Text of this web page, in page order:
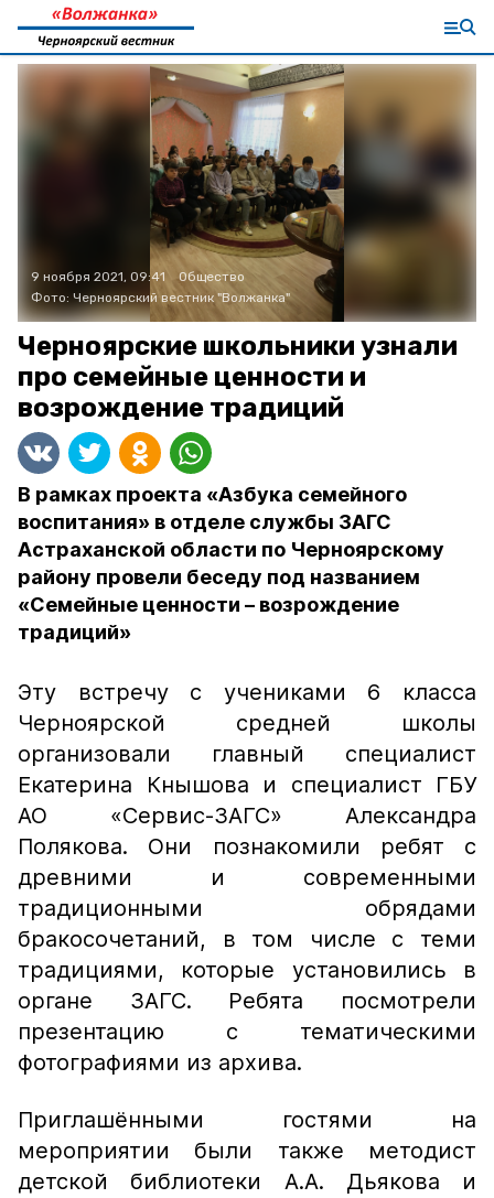
9 ноября 2021, 09:41
Общество
Фото: Черноярский вестник "Волжанка"
Черноярские школьники узнали
про семейные ценности и
возрождение традиций
В рамках проекта «Азбука семейного
воспитания» в отделе службы ЗАГС
Астраханской области по Черноярскому
району провели беседу под названием
«Семейные ценности – возрождение
традиций»
Эту встречу с учениками 6 класса
Черноярской средней школы
организовали главный специалист
Екатерина Кнышова и специалист ГБУ
АО «Сервис-ЗАГС» Александра
Полякова. Они познакомили ребят с
древними и современными
традиционными обрядами
бракосочетаний, в том числе с теми
традициями, которые установились в
органе ЗАГС. Ребята посмотрели
презентацию с тематическими
фотографиями из архива.
Приглашёнными гостями на
мероприятии были также методист
детской библиотеки А.А. Дьякова и